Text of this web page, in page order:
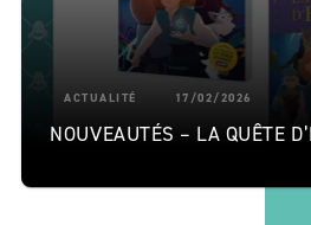
ACTUALITÉ 17/02/2026
NOUVEAUTÉS – LA QUÊTE